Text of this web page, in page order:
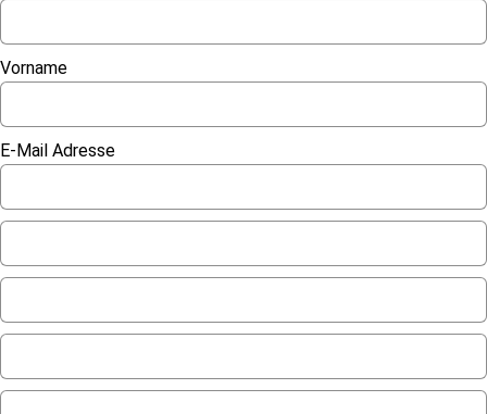
Vorname
E-Mail Adresse